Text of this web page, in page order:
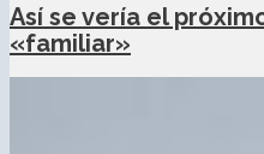
Así se vería el
«familiar»